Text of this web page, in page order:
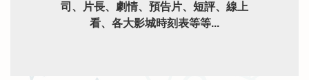
司、片長、劇情、預告片、短評、線上
看、各大影城時刻表等等...